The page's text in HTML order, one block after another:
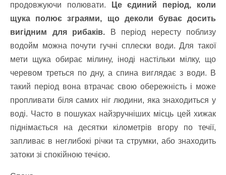
продовжуючи полювати.
Це єдиний період, коли
щука полює зграями, що деколи буває досить
вигідним для рибаків. В період нересту поблизу
водойм можна почути гучні сплески води. Для такої
мети щука обирає мілину, іноді настільки мілку, що
черевом треться по дну, а спина виглядає з води. В
такий період вона втрачає свою обережність і може
пропливати біля самих ніг людини, яка знаходиться у
воді. Часто в пошуках найзручніших місць цей хижак
піднімається на десятки кілометрів вгору по течії,
запливає в неглибокі річки та струмки, або знаходить
затоки зі спокійною течією.